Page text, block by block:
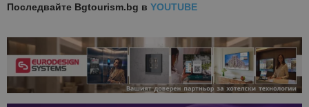
Последвайте Bgtourism.bg в YOUTUBE